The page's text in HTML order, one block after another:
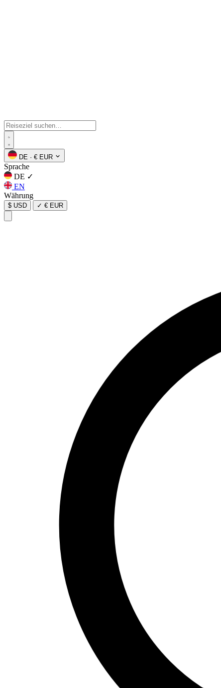
DE · € EUR
Sprache
DE ✓
EN
Währung
$ USD ✓ € EUR